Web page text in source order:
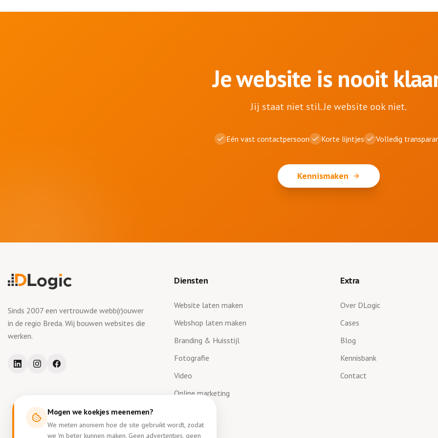
Mogen we koekjes meenemen?
We meten anoniem hoe de site gebruikt wordt, zodat
we 'm beter kunnen maken. Geen advertenties, geen
Je website is nooit
Jij staat niet stil. Je website ook niet.
Eén vast contactpersoon Korte lijntjes Volledig
Kennismaken
Sinds 2007 een vertrouwde webb(r)ouwer
in de regio Breda. Wij bouwen websites die
werken.
Diensten
Website laten maken
Webshop laten maken
Branding & Huisstijl
Fotografie
Video
Online marketing
Extra
Over DLogic
Cases
Blog
Kennisbank
Contact